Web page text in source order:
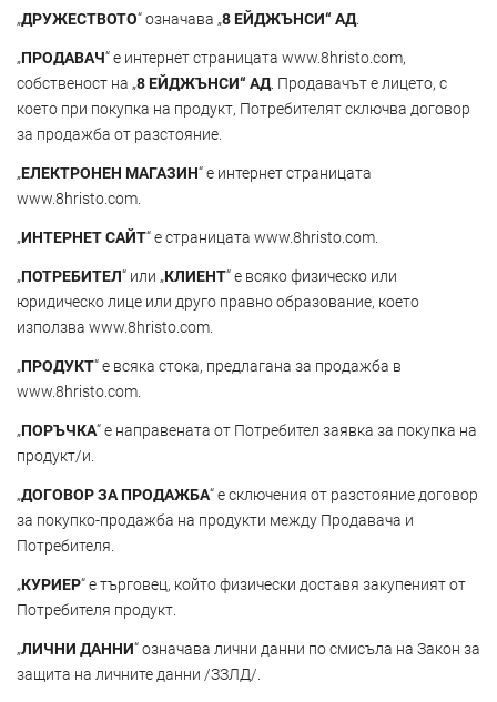
„ДРУЖЕСТВОТО“ означава „8 ЕЙДЖЪНСИ“ АД.
„ПРОДАВАЧ“ е интернет страницата www.8hristo.com,
собственост на „8 ЕЙДЖЪНСИ“ АД. Продавачът е лицето, с
което при покупка на продукт, Потребителят сключва договор
за продажба от разстояние.
„ЕЛЕКТРОНЕН МАГАЗИН“ е интернет страницата
www.8hristo.com.
„ИНТЕРНЕТ САЙТ“ е страницата www.8hristo.com.
„ПОТРЕБИТЕЛ“ или „КЛИЕНТ“ е всяко физическо или
юридическо лице или друго правно образование, което
използва www.8hristo.com.
„ПРОДУКТ“ е всяка стока, предлагана за продажба в
www.8hristo.com
„ПОРЪЧКА“ е направената от Потребител заявка за покупка на
продукт/и.
„ДОГОВОР ЗА ПРОДАЖБА“ е сключения от разстояние договор
за покупко-продажба на продукти между Продавача и
Потребителя.
„КУРИЕР“ е търговец, който физически доставя закупеният от
Потребителя продукт.
„ЛИЧНИ ДАННИ“ означава лични данни по смисъла на Закон за
защита на личните данни /ЗЗЛД/.